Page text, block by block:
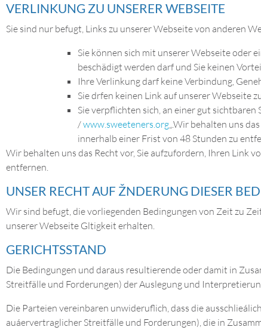
VERLINKUNG ZU UNSERER WEBSEITE
Sie sind nur befugt, Links zu unserer Webseite von anderen
Sie können sich mit unserer Webseite oder
beschädigt werden darf und Sie keinen
Ihre Verlinkung darf keine Verbindung,
Sie drfen keinen Link auf unserer Webseite
Sie verpflichten sich, an einer gut
/www.sweeteners.org„.Wir behalten uns
innerhalb einer Frist von 48 Stunden zu
Wir behalten uns das Recht vor, Sie aufzufordern, Ihren Link
entfernen.
UNSER RECHT AUF ŽNDERUNG DIESER
Wir sind befugt, die vorliegenden Bedingungen von Zeit zu
unserer Webseite Gltigkeit erhalten.
GERICHTSSTAND
Die Bedingungen und daraus resultierende oder damit in
Streitfälle und Forderungen) der Auslegung und
Die Parteien vereinbaren unwideruflich, dass die
auáervertraglicher Streitfälle und Forderungen), die in